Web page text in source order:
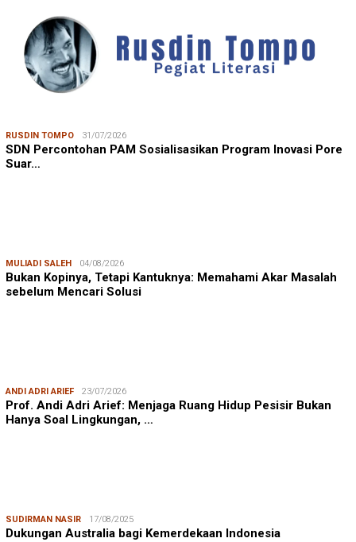
RUSDIN TOMPO 31/07/2026
SDN Percontohan PAM Sosialisasikan Program Inovasi Pore
Suar…
MULIADI SALEH 04/08/2026
Bukan Kopinya, Tetapi Kantuknya: Memahami Akar Masalah
sebelum Mencari Solusi
ANDI ADRI ARIEF 23/07/2026
Prof. Andi Adri Arief: Menjaga Ruang Hidup Pesisir Bukan
Hanya Soal Lingkungan, …
SUDIRMAN NASIR 17/08/2025
Dukungan Australia bagi Kemerdekaan Indonesia